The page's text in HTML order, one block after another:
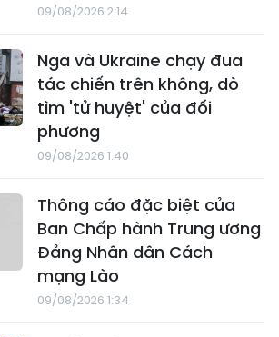
09/08/2026 2:14
Nga và Ukraine chạy đua
tác chiến trên không, dò
tìm 'tử huyệt' của đối
phương
09/08/2026 1:40
Thông cáo đặc biệt của
Ban Chấp hành Trung ương
Đảng Nhân dân Cách
mạng Lào
09/08/2026 1:34